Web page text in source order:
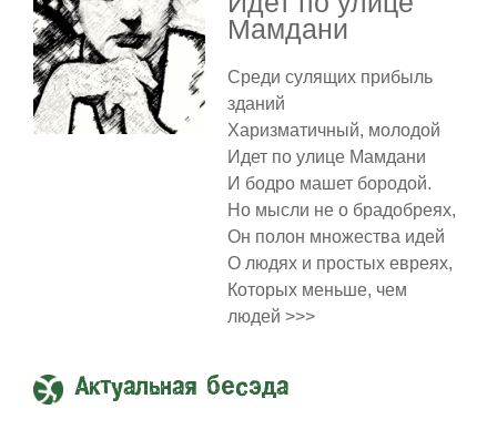
Мамдани
Среди сулящих прибыль
зданий
Харизматичный, молодой
Идет по улице Мамдани
И бодро машет бородой.
Но мысли не о брадобреях,
Он полон множества идей
О людях и простых евреях,
Которых меньше, чем
людей >>>
Актуальная бесэда